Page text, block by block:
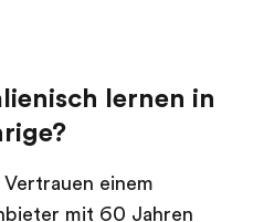
lernen in
einem
mit 60 Jahren